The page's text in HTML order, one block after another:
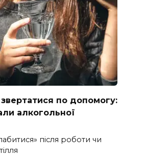
по допомогу:
алкогольної
після роботи чи